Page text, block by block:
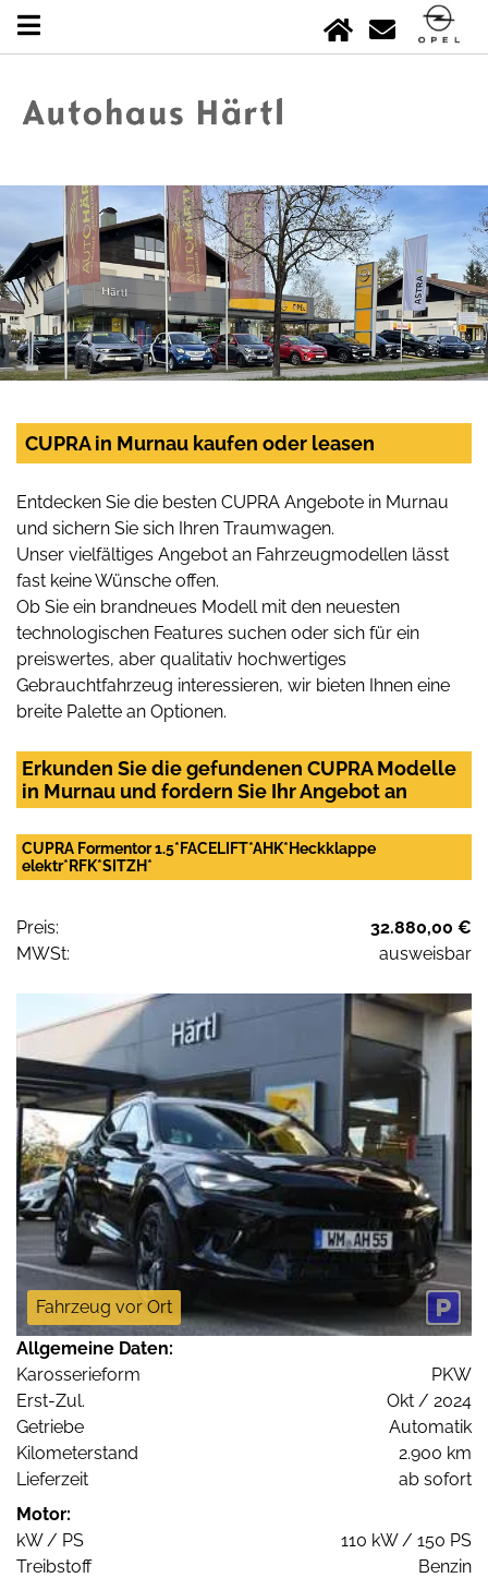
CUPRA in Murnau kaufen oder leasen
Entdecken Sie die besten CUPRA Angebote in Murnau
und sichern Sie sich Ihren Traumwagen.
Unser vielfältiges Angebot an Fahrzeugmodellen lässt
fast keine Wünsche offen.
Ob Sie ein brandneues Modell mit den neuesten
technologischen Features suchen oder sich für ein
preiswertes, aber qualitativ hochwertiges
Gebrauchtfahrzeug interessieren, wir bieten Ihnen eine
breite Palette an Optionen.
Erkunden Sie die gefundenen CUPRA Modelle
in Murnau und fordern Sie Ihr Angebot an
CUPRA Formentor 1.5*FACELIFT*AHK*Heckklappe
elektr*RFK*SITZH*
Preis:
32.880,00 €
MWSt:
ausweisbar
Fahrzeug vor Ort
Allgemeine Daten:
Karosserieform
PKW
Erst-Zul.
Okt / 2024
Getriebe
Automatik
Kilometerstand
2.900 km
Lieferzeit
ab sofort
Motor:
kW / PS
110 kW / 150 PS
Treibstoff
Benzin